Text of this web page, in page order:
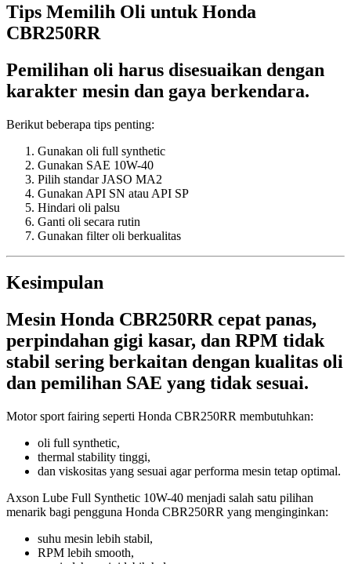
Tips Memilih Oli untuk Honda
CBR250RR
Pemilihan oli harus disesuaikan dengan
karakter mesin dan gaya berkendara.
Berikut beberapa tips penting:
Gunakan oli full synthetic
Gunakan SAE 10W-40
Pilih standar JASO MA2
Gunakan API SN atau API SP
Hindari oli palsu
Ganti oli secara rutin
Gunakan filter oli berkualitas
Kesimpulan
Mesin Honda CBR250RR cepat panas,
perpindahan gigi kasar, dan RPM tidak
stabil sering berkaitan dengan kualitas oli
dan pemilihan SAE yang tidak sesuai.
Motor sport fairing seperti Honda CBR250RR membutuhkan:
oli full synthetic,
thermal stability tinggi,
dan viskositas yang sesuai agar performa mesin tetap optimal.
Axson Lube Full Synthetic 10W-40 menjadi salah satu pilihan
menarik bagi pengguna Honda CBR250RR yang menginginkan:
suhu mesin lebih stabil,
RPM lebih smooth,